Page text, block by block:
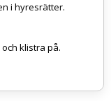
i hyresrätter.
klistra på.